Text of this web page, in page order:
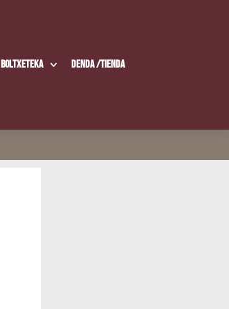
Boltxe­te­ka Den­da /​Tien­da